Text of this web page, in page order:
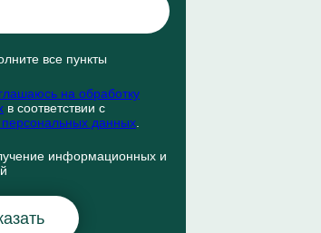
все пункты
на обработку
в соответствии с
данных
информационных и